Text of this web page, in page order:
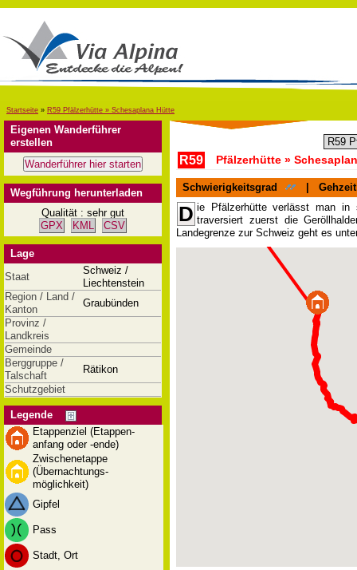
Startseite » R59 Pfälzerhütte » Schesaplana Hütte
Eigenen Wanderführer
erstellen
Wegführung herunterladen
Qualität : sehr gut
GPX
KML CSV
Lage
Staat
Schweiz /
Liechtenstein
Region / Land /
Kanton
Graubünden
Provinz /
Landkreis
Gemeinde
Berggruppe /
Talschaft
Rätikon
Schutzgebiet
Legende
Etappenziel (Etappen-
anfang oder -ende)
Zwischenetappe
(Übernachtungs-
möglichkeit)
Gipfel
Pass
Stadt, Ort
R59 Pfälzerhütte »
Schwierigkeitsgrad Gehzeit
D ie Pfälzerhütte verlässt man in
traversiert zuerst die
Landegrenze zur Schweiz geht es